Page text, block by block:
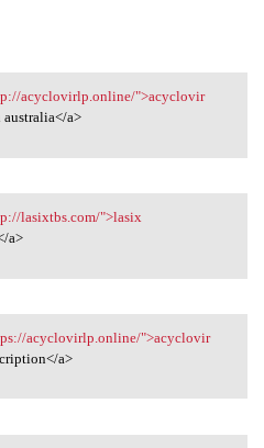
acyclovirlp
acyclovirlp.online/">acyclovir
a>
lasixtbs.com/
lasixtbs.com/">lasix
a>
acyclovirlp
acyclovirlp.online/">acyclovir
a>